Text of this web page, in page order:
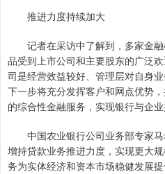
推进力度持续加大
记者在采访中了解到，多家金融
品受到上市公司和主要股东的广泛
司是经营效益较好、管理层对自身
下一步将充分发挥客户和网点优势
的综合性金融服务，实现银行与企业
中国农业银行公司业务部专家马
增持贷款业务推进力度，实现更大
务为实体经济和资本市场稳健发展提